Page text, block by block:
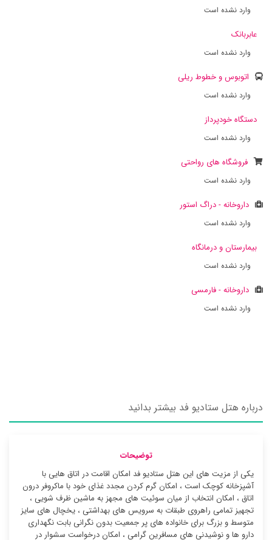
وارد نشده است
عابربانک
وارد نشده است
اتوبوس و خطوط ریلی
وارد نشده است
دستگاه خودپرداز
وارد نشده است
فروشگاه های رواحتی
وارد نشده است
داروخانه - دراگ استور
وارد نشده است
بیمارستان و درمانگاه
وارد نشده است
داروخانه - فارمسی
وارد نشده است
درباره هتل ستادیو فد بیشتر بدانید
توضیحات
یکی از مزیت های این هتل ستادیو فد امکان اقامت در اتاق هایی با
آشپزخانه کوچک است ، امکان گرم کردن مجدد غذای خود با ماکروفر درون
اتاق ، امکان انتخاب از میان سوئیت ‌های مجهز به ماشین ظرف شویی ،
تجهیز تمامی راهروی طبقات به سرویس های بهداشتی ، یخچال های سایز
متوسط و بزرگ برای خانواده های پر جمعیت بدون نگرانی بابت نگهداری
دارو ها و نوشیدنی های مسافرین گرامی ، امکان درخواست سشوار در